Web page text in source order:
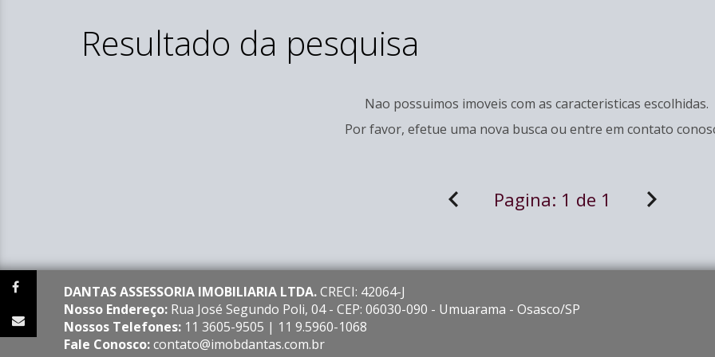
Resultado da pesquisa
Nao possuimos imoveis com as caracteristicas escolhidas.
Por favor, efetue uma nova busca ou entre em contato
Pagina: 1 de 1
DANTAS ASSESSORIA IMOBILIARIA LTDA.CRECI: 42064-J
Nosso Endereço: Rua José Segundo Poli, 04 - CEP: 06030-090 - Umuarama - Osasco/SP
Nossos Telefones: 11 3605-9505 | 11 9.5960-1068
Fale Conosco:contato@imobdantas.com.br